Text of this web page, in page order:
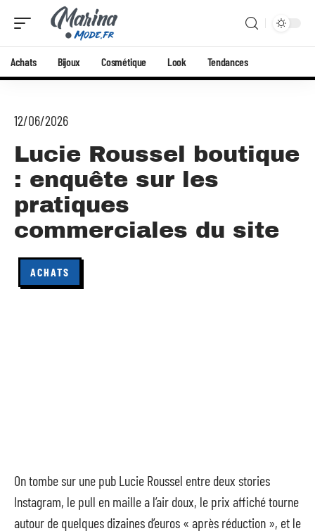
Achats Bijoux Cosmétique Look Tendances
12/06/2026
Lucie Roussel boutique
: enquête sur les
pratiques
commerciales du site
ACHATS
On tombe sur une pub Lucie Roussel entre deux stories
Instagram, le pull en maille a l’air doux, le prix affiché tourne
autour de quelques dizaines d’euros « après réduction », et le